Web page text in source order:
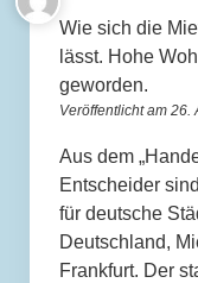
Ziele &
einer
Osnabrück
Kontakt
Wie sich die
lässt. Hohe
geworden.
Veröffentlicht am 26.
Aus dem
Entscheider
für deutsche
Deutschland,
Frankfurt. Der